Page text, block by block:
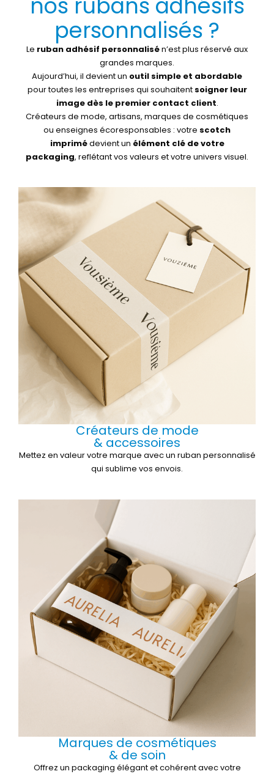
personnalisés ?
Le ruban adhésif personnalisén’est plus réservé aux
grandes marques.
Aujourd’hui, il devient un outil simple et abordable
pour toutes les entreprises qui souhaitent soigner leur
image dès le premier contact client.
Créateurs de mode, artisans, marques de cosmétiques
ou enseignes écoresponsables : votre scotch
imprimédevient un élément clé de votre
packaging, reflétant vos valeurs et votre univers visuel.
Créateurs de mode
& accessoires
Mettez en valeur votre marque avec un ruban personnalisé
qui sublime vos envois.
Marques de cosmétiques
& de soin
Offrez un packaging élégant et cohérent avec votre